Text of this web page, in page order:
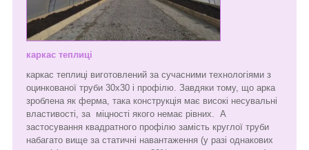
каркас теплиці
каркас теплиці виготовлений за сучасними технологіями з
оцинкованої труби 30х30 і профілю. Завдяки тому, що арка
зроблена як ферма, така конструкція має високі несувальні
властивості, за міцності якого немає рівних. А
застосування квадратного профілю замість круглої труби
набагато вище за статичні навантаження (у разі однакових